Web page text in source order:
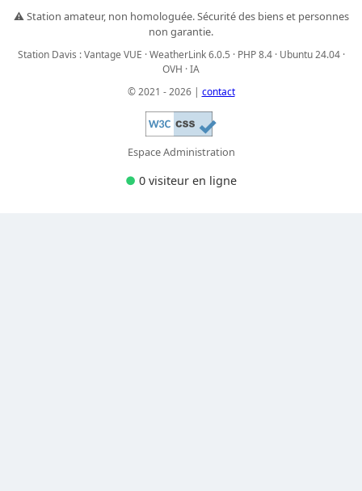
⚠️ Station amateur, non homologuée. Sécurité des biens et personnes
non garantie.
Station Davis : Vantage VUE · WeatherLink 6.0.5 · PHP 8.4 · Ubuntu 24.04 ·
OVH · IA
© 2021 - 2026 | contact
Espace Administration
● 0 visiteur en ligne